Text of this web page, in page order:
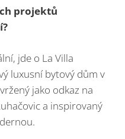
projektů
?
jde o La Villa
luxusní bytový dům v
jako odkaz na
a inspirovaný